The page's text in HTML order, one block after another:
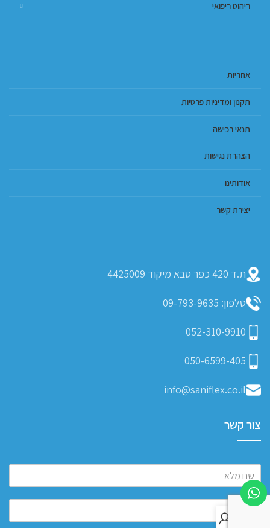
ריהוט ריפואי
אחריות
תקנון ומדיניות פרטיות
תנאי רכישה
הצהרת נגישות
אודותינו
יצירת קשר
ת.ד 420 כפר סבא מיקוד 4425009
טלפון: 09-793-9635
052-310-9910
050-6599-405
info@saniflex.co.il
צור קשר